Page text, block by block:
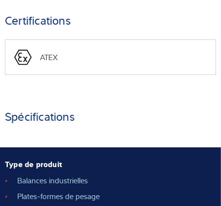
Certifications
ATEX
Spécifications
Type de produit
Balances industrielles
Plates-formes de pesage